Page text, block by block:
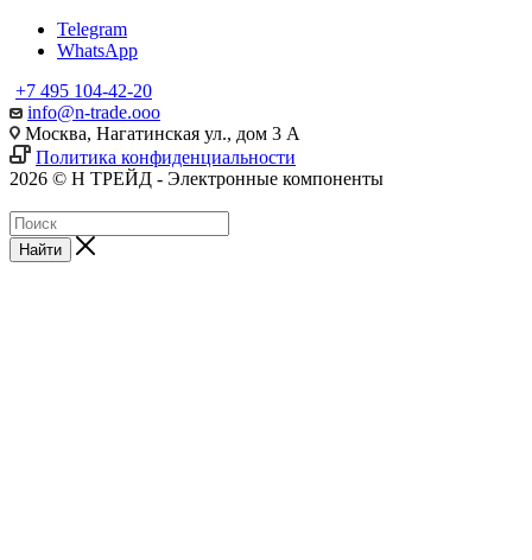
Telegram
WhatsApp
+7 495 104-42-20
info@n-trade.ooo
Москва, Нагатинская ул., дом 3 А
Политика конфиденциальности
2026 © Н ТРЕЙД - Электронные компоненты
Найти